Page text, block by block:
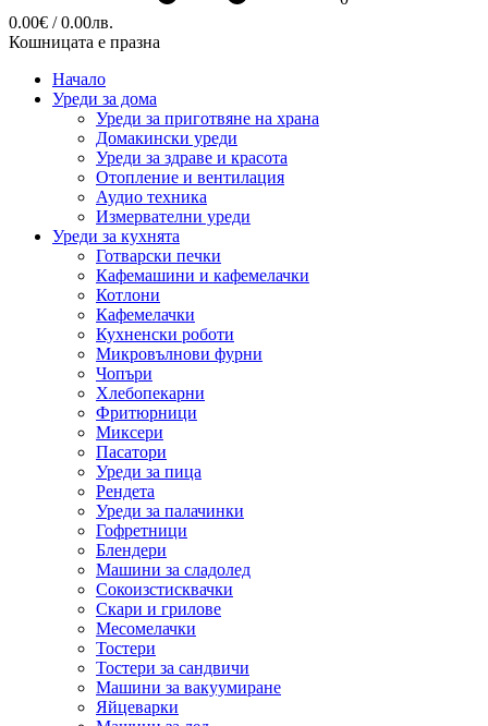
0.00€ / 0.00лв.
Кошницата е празна
Начало
Уреди за дома
Уреди за приготвяне на храна
Домакински уреди
Уреди за здраве и красота
Отопление и вентилация
Аудио техника
Измервателни уреди
Уреди за кухнята
Готварски печки
Кафемашини и кафемелачки
Котлони
Кафемелачки
Кухненски роботи
Микровълнови фурни
Чопъри
Хлебопекарни
Фритюрници
Миксери
Пасатори
Уреди за пица
Рендета
Уреди за палачинки
Гофретници
Блендери
Машини за сладолед
Сокоизстисквачки
Скари и грилове
Месомелачки
Тостери
Тостери за сандвичи
Машини за вакуумиране
Яйцеварки